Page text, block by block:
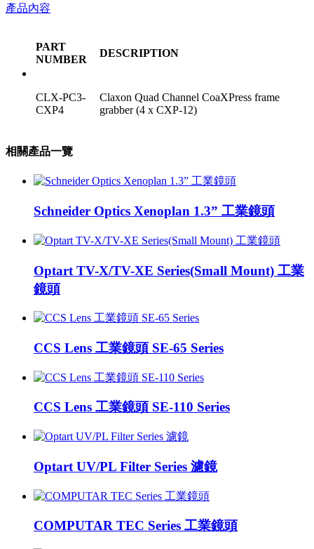
產品內容
PART
NUMBER
DESCRIPTION
CLX-PC3-
CXP4
Claxon Quad Channel CoaXPress frame
grabber (4 x CXP-12)
相關產品一覽
Schneider Optics Xenoplan 1.3” 工業鏡頭
Optart TV-X/TV-XE Series(Small Mount) 工業
鏡頭
CCS Lens 工業鏡頭 SE-65 Series
CCS Lens 工業鏡頭 SE-110 Series
Optart UV/PL Filter Series 濾鏡
COMPUTAR TEC Series 工業鏡頭